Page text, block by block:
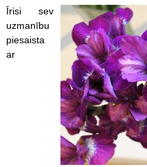
Īrisi sev
uzmanību
piesaista
ar